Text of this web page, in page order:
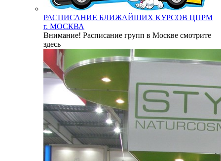
РАСПИСАНИЕ БЛИЖАЙШИХ КУРСОВ ЦПРМ
г. МОСКВА
Внимание! Расписание групп в Москве смотрите
здесь